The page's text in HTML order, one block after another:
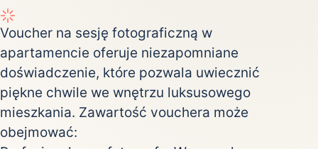
Voucher na sesję fotograficzną w
apartamencie oferuje niezapomniane
doświadczenie, które pozwala uwiecznić
piękne chwile we wnętrzu luksusowego
mieszkania. Zawartość vouchera może
obejmować: